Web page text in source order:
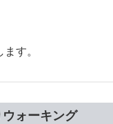
す。
ォーキング